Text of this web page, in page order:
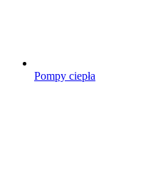
Pompy ciepła